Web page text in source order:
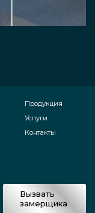
Продукция
Услуги
Контакты
Вызвать
замерщика